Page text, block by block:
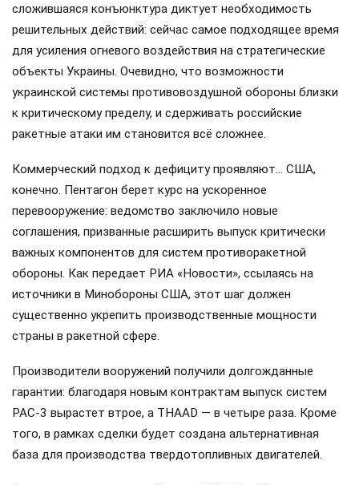
сложившаяся конъюнктура диктует необходимость
решительных действий: сейчас самое подходящее время
для усиления огневого воздействия на стратегические
объекты Украины. Очевидно, что возможности
украинской системы противовоздушной обороны близки
к критическому пределу, и сдерживать российские
ракетные атаки им становится всё сложнее.
Коммерческий подход к дефициту проявляют… США,
конечно. Пентагон берет курс на ускоренное
перевооружение: ведомство заключило новые
соглашения, призванные расширить выпуск критически
важных компонентов для систем противоракетной
обороны. Как передает РИА «Новости», ссылаясь на
источники в Минобороны США, этот шаг должен
существенно укрепить производственные мощности
страны в ракетной сфере.
Производители вооружений получили долгожданные
гарантии: благодаря новым контрактам выпуск систем
PAC-3 вырастет втрое, а THAAD — в четыре раза. Кроме
того, в рамках сделки будет создана альтернативная
база для производства твердотопливных двигателей.